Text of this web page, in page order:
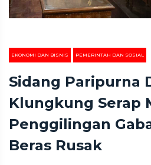
EKONOMI DAN BISNIS PEMERINTAH DAN SOSIAL
Sidang Paripurna
Klungkung Serap
Penggilingan
Beras Rusak